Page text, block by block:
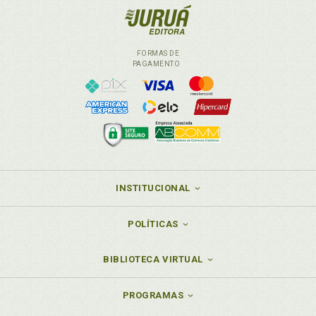
Jurisprudência do STJ e do STF, p. 342
Legalidade tributária. Princípio da legalidade
tributária, p. 68
Lei Complementar 11/03. Critério espacial na Lei
Complementar 116/03, p. 351
Lei complementar de que trata o inc. III do art. 156, p.
Lei complementar tributária, p. 112
tributária, p. 99
Lei tributária. Princípio da irretroatividade da lei
FORMAS DE
PAGAMENTO
INSTITUCIONAL
POLÍTICAS
BIBLIOTECA VIRTUAL
PROGRAMAS